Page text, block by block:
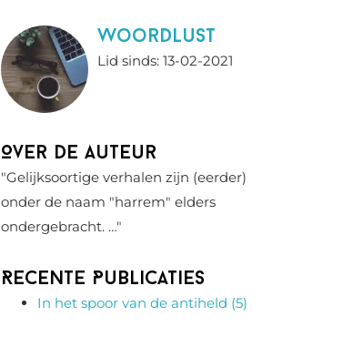
Woordlust
Lid sinds: 13-02-2021
Over de auteur
"Gelijksoortige verhalen zijn (eerder)
onder de naam "harrem" elders
ondergebracht. …"
Recente Publicaties
In het spoor van de antiheld (5)